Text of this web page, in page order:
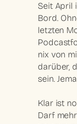
Seit April
Bord.
letzten
nix von
darüber,
sein.
Klar ist
Darf